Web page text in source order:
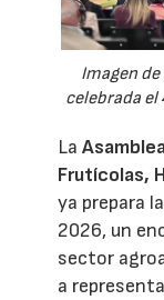
Imagen
celebrada el
La
Frutícolas,
ya prepara
2026, un
sector
a